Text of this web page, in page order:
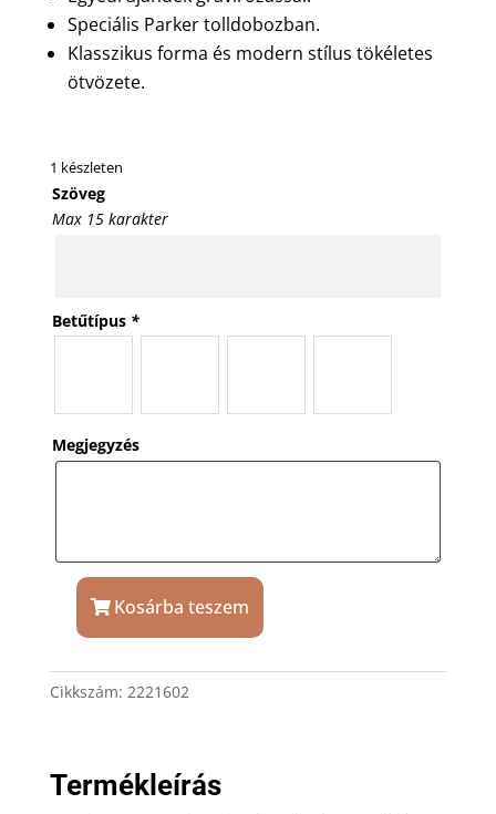
Speciális Parker tolldobozban.
Klasszikus forma és modern stílus tökéletes
ötvözete.
1 készleten
Szöveg
Max 15 karakter
Betűtípus *
Megjegyzés
Parker
Jotter
Miami
special
gravírozással
mennyiség
Kosárba teszem
Cikkszám: 2221602
Termékleírás